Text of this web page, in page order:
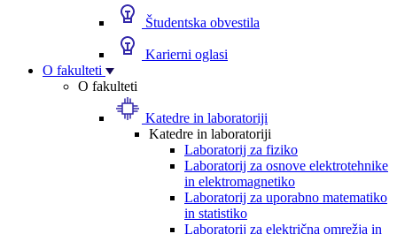
Študentska obvestila
Karierni oglasi
O fakulteti
O fakulteti
Katedre in laboratoriji
Katedre in laboratoriji
Laboratorij za fiziko
Laboratorij za osnove elektrotehnike
in elektromagnetiko
Laboratorij za uporabno matematiko
in statistiko
Laboratorij za električna omrežja in